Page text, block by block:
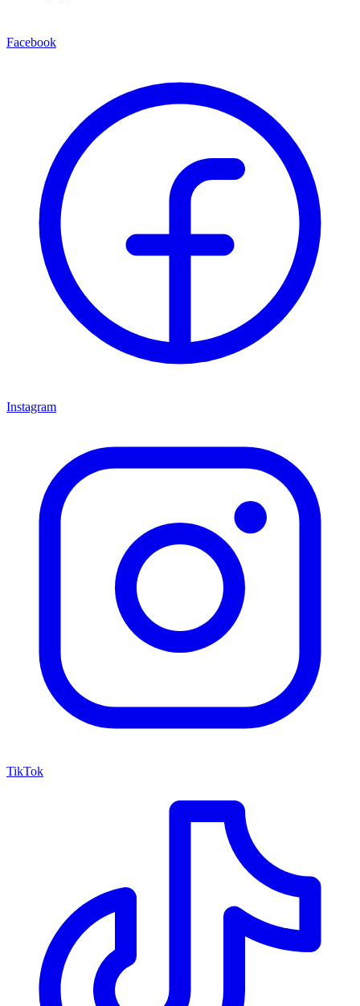
Facebook
Instagram
TikTok